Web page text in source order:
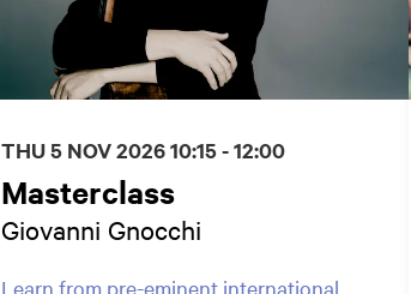
Masterclass
Giovanni Gnocchi
Learn from pre-eminent international
THU 5 NOV 202610:15 - 12:00